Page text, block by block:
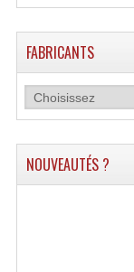
Table
FABRICANTS
NOUVEAUTÉS ?